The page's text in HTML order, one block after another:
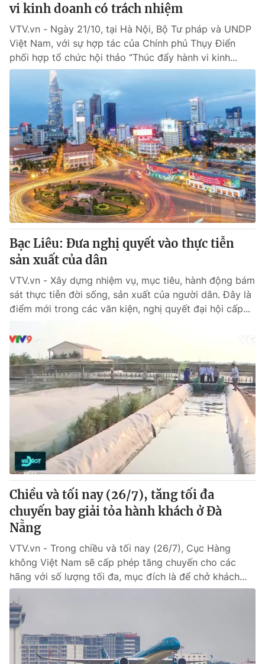
vi kinh doanh có trách nhiệm
VTV.vn - Ngày 21/10, tại Hà Nội, Bộ Tư pháp và UNDP
Việt Nam, với sự hợp tác của Chính phủ Thụy Điển
phối hợp tổ chức hội thảo “Thúc đẩy hành vi kinh...
Bạc Liêu: Đưa nghị quyết vào thực tiễn
sản xuất của dân
VTV.vn - Xây dựng nhiệm vụ, mục tiêu, hành động bám
sát thực tiễn đời sống, sản xuất của người dân. Đây là
điểm mới trong các văn kiện, nghị quyết đại hội cấp...
Chiều và tối nay (26/7), tăng tối đa
chuyến bay giải tỏa hành khách ở Đà
Nẵng
VTV.vn - Trong chiều và tối nay (26/7), Cục Hàng
không Việt Nam sẽ cấp phép tăng chuyến cho các
hãng với số lượng tối đa, mục đích là để chở khách...